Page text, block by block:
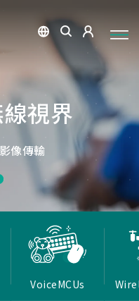
大力量
慧應用無所不在
場
電競，掌控每一秒
瞬間
噪，提供卓越影像處理
習新體驗
數位化，開啟互動新篇
視界
像傳輸
VoiceMCUs